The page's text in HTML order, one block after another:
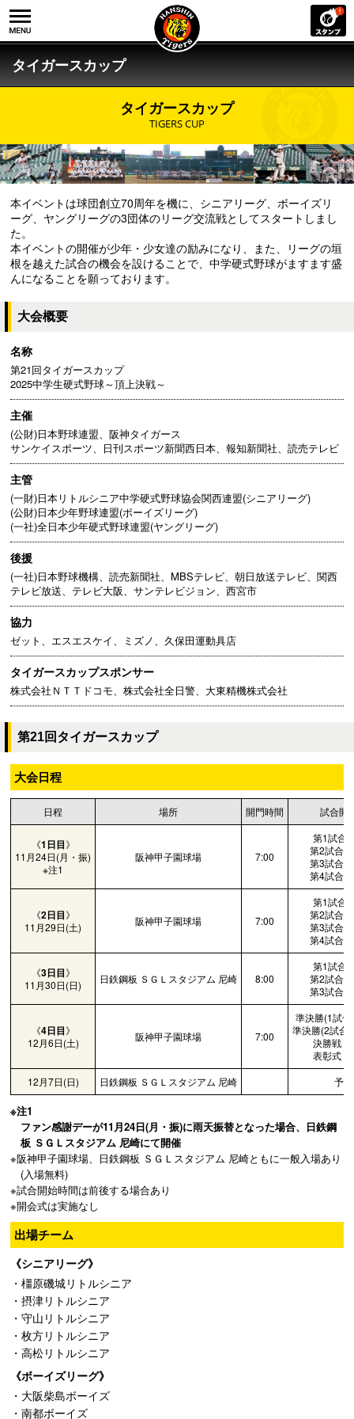
タイガースカップ
タイガースカップ
TIGERS CUP
本イベントは球団創立70周年を機に、シニアリーグ、ボーイズリ
ーグ、ヤングリーグの3団体のリーグ交流戦としてスタートしまし
た。
本イベントの開催が少年・少女達の励みになり、また、リーグの垣
根を越えた試合の機会を設けることで、中学硬式野球がますます盛
んになることを願っております。
大会概要
名称
第21回タイガースカップ
2025中学生硬式野球～頂上決戦～
主催
(公財)日本野球連盟、阪神タイガース
サンケイスポーツ、日刊スポーツ新聞西日本、報知新聞社、読売テレビ
主管
(一財)日本リトルシニア中学硬式野球協会関西連盟(シニアリーグ)
(公財)日本少年野球連盟(ボーイズリーグ)
(一社)全日本少年硬式野球連盟(ヤングリーグ)
後援
(一社)日本野球機構、読売新聞社、MBSテレビ、朝日放送テレビ、関西
テレビ放送、テレビ大阪、サンテレビジョン、西宮市
協力
ゼット、エスエスケイ、ミズノ、久保田運動具店
タイガースカップスポンサー
株式会社ＮＴＴドコモ、株式会社全日警、大東精機株式会社
第21回タイガースカップ
大会日程
日程 場所 開門時間 試合開
《1日目》
11月24日(月・振)
※注1
阪神甲子園球場 7:00
第1試合
第2試合
第3試合
第4試合
《2日目》
11月29日(土)
阪神甲子園球場 7:00
第1試合
第2試合
第3試合
第4試合
《3日目》
11月30日(日)
日鉄鋼板 ＳＧＬスタジアム 尼崎 8:00
第1試合
第2試合
第3試合
《4日目》
12月6日(土)
阪神甲子園球場 7:00
準決勝(1試
準決勝(2試
決勝戦
表彰式
12月7日(日)
日鉄鋼板 ＳＧＬスタジアム 尼崎 予
※注1
ファン感謝デーが11月24日(月・振)に雨天振替となった場合、日鉄鋼
板 ＳＧＬスタジアム 尼崎にて開催
※阪神甲子園球場、日鉄鋼板 ＳＧＬスタジアム 尼崎ともに一般入場あり
(入場無料)
※試合開始時間は前後する場合あり
※開会式は実施なし
出場チーム
《シニアリーグ》
・橿原磯城リトルシニア
・摂津リトルシニア
・守山リトルシニア
・枚方リトルシニア
・高松リトルシニア
《ボーイズリーグ》
・大阪柴島ボーイズ
・南都ボーイズ